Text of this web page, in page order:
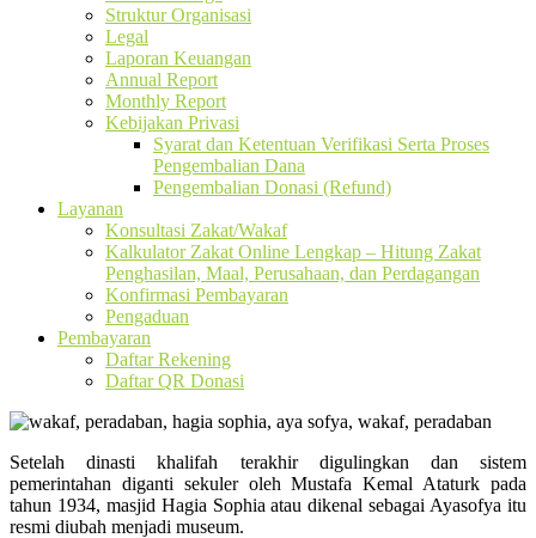
Struktur Organisasi
Legal
Laporan Keuangan
Annual Report
Monthly Report
Kebijakan Privasi
Syarat dan Ketentuan Verifikasi Serta Proses
Pengembalian Dana
Pengembalian Donasi (Refund)
Layanan
Konsultasi Zakat/Wakaf
Kalkulator Zakat Online Lengkap – Hitung Zakat
Penghasilan, Maal, Perusahaan, dan Perdagangan
Konfirmasi Pembayaran
Pengaduan
Pembayaran
Daftar Rekening
Daftar QR Donasi
Setelah dinasti khalifah terakhir digulingkan dan sistem
pemerintahan diganti sekuler oleh Mustafa Kemal Ataturk pada
tahun 1934, masjid Hagia Sophia atau dikenal sebagai Ayasofya itu
resmi diubah menjadi museum.